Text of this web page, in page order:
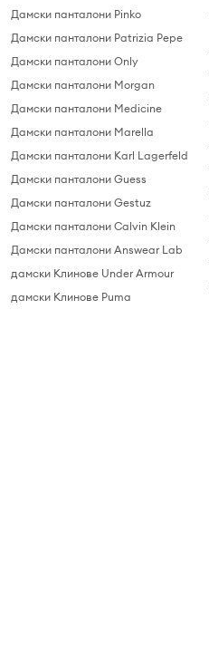
Дамски панталони Pinko
Дамски панталони Patrizia Pepe
Дамски панталони Only
Дамски панталони Morgan
Дамски панталони Medicine
Дамски панталони Marella
Дамски панталони Karl Lagerfeld
Дамски панталони Guess
Дамски панталони Gestuz
Дамски панталони Calvin Klein
Дамски панталони Answear Lab
дамски Клинове Under Armour
дамски Клинове Puma